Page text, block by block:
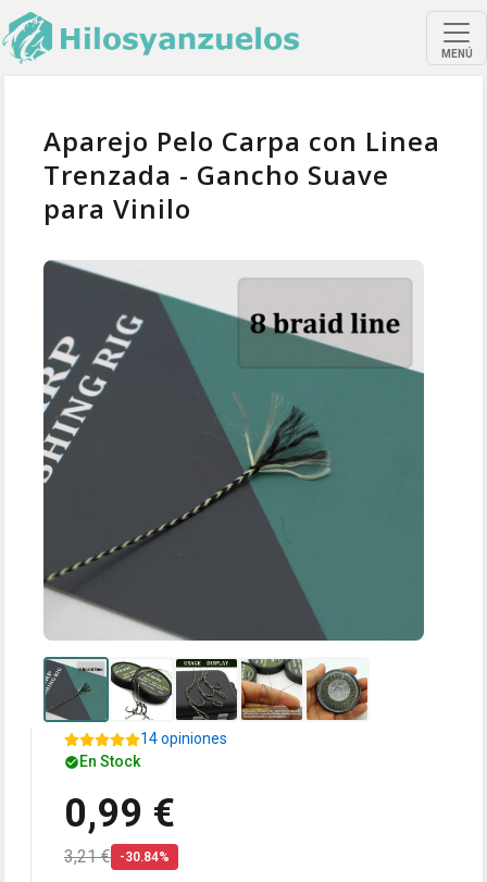
MENÚ
Aparejo Pelo Carpa con Linea
Trenzada - Gancho Suave
para Vinilo
14 opiniones
En Stock
0,99 €
3,21 € -30.84%